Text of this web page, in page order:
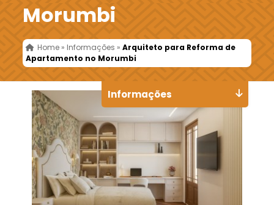
Morumbi
Home » Informações »Arquiteto para Reforma de
Apartamento no Morumbi
Informações